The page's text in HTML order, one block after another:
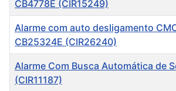
CB4778E (CIR15249)
Alarme com auto desligamento
CB25324E (CIR26240)
Alarme Com Busca Automática de
(CIR11187)